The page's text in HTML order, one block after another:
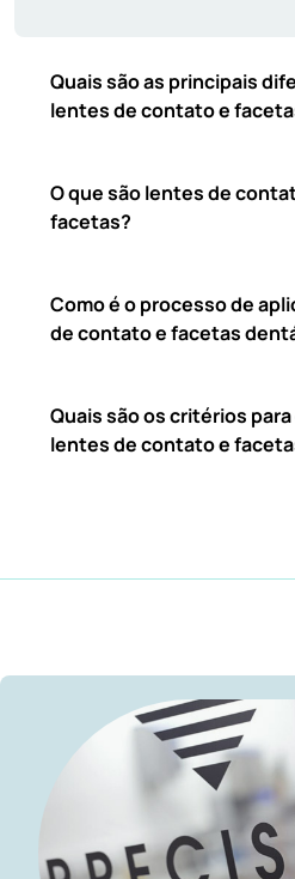
Quais são as principais
lentes de contato e
O que são lentes de
facetas?
Como é o processo de
de contato e facetas
Quais são os critérios
lentes de contato e